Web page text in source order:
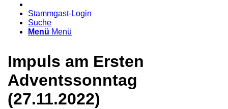
Stammgast-Login
Suche
Menü Menü
Impuls am Ersten
Adventssonntag
(27.11.2022)